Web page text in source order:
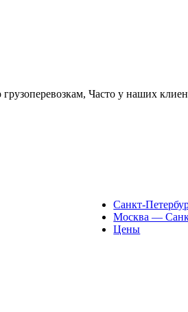
Часто у наших
Санкт-
Москва —
Цены